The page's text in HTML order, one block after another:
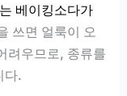
베이킹소다가
쓰면 얼룩이 오
려우므로, 종류를
다.